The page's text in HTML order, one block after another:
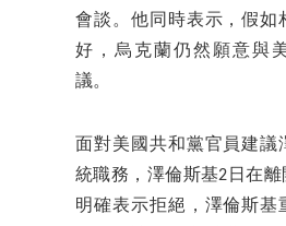
會談。他同時表示，假如
好，烏克蘭仍然願意與
議。
面對美國共和黨官員建議
統職務，澤倫斯基2日在
明確表示拒絕，澤倫斯基